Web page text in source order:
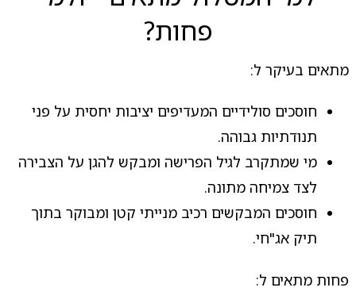
פחות?
מתאים בעיקר ל:
חוסכים סולידיים המעדיפים יציבות יחסית על פני
תנודתיות גבוהה.
מי שמתקרב לגיל הפרישה ומבקש להגן על הצבירה
לצד צמיחה מתונה.
חוסכים המבקשים רכיב מנייתי קטן ומבוקר בתוך
תיק אג"חי.
פחות מתאים ל: